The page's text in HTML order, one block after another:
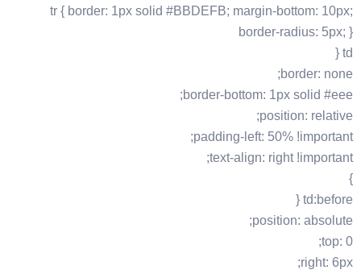
tr { border: 1px solid #BBDEFB; margin-bottom: 10px;
border-radius: 5px; }
td {
border: none;
border-bottom: 1px solid #eee;
position: relative;
padding-left: 50% !important;
text-align: right !important;
}
td:before {
position: absolute;
top: 0;
right: 6px;